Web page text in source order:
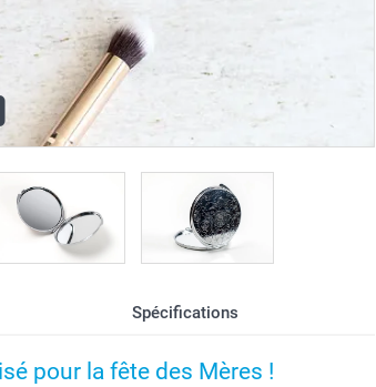
Spécifications
pour la fête des Mères !